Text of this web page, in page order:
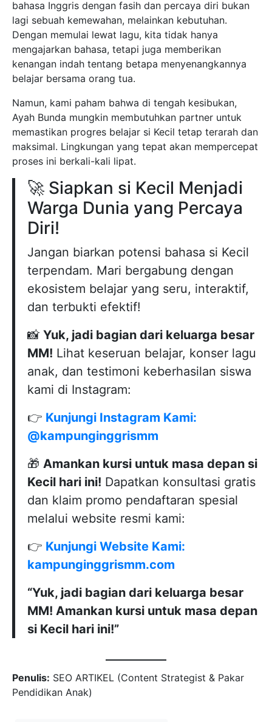
bahasa Inggris dengan fasih dan percaya diri bukan
lagi sebuah kemewahan, melainkan kebutuhan.
Dengan memulai lewat lagu, kita tidak hanya
mengajarkan bahasa, tetapi juga memberikan
kenangan indah tentang betapa menyenangkannya
belajar bersama orang tua.
Namun, kami paham bahwa di tengah kesibukan,
Ayah Bunda mungkin membutuhkan partner untuk
memastikan progres belajar si Kecil tetap terarah dan
maksimal. Lingkungan yang tepat akan mempercepat
proses ini berkali-kali lipat.
🚀 Siapkan si Kecil Menjadi
Warga Dunia yang Percaya
Diri!
Jangan biarkan potensi bahasa si Kecil
terpendam. Mari bergabung dengan
ekosistem belajar yang seru, interaktif,
dan terbukti efektif!
📸 Yuk, jadi bagian dari keluarga besar
MM! Lihat keseruan belajar, konser lagu
anak, dan testimoni keberhasilan siswa
kami di Instagram:
👉 Kunjungi Instagram Kami:
@kampunginggrismm
🎁 Amankan kursi untuk masa depan si
Kecil hari ini! Dapatkan konsultasi gratis
dan klaim promo pendaftaran spesial
melalui website resmi kami:
👉 Kunjungi Website Kami:
kampunginggrismm.com
“Yuk, jadi bagian dari keluarga besar
MM! Amankan kursi untuk masa depan
si Kecil hari ini!”
Penulis: SEO ARTIKEL (Content Strategist & Pakar
Pendidikan Anak)